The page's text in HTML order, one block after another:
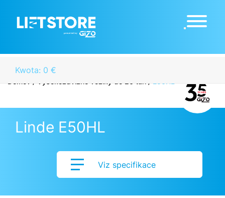
Kwota: 0 €
Linde E50HL
Viz specifikace